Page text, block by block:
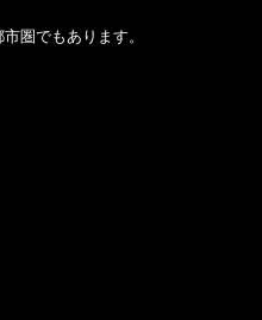
圏でもあります。